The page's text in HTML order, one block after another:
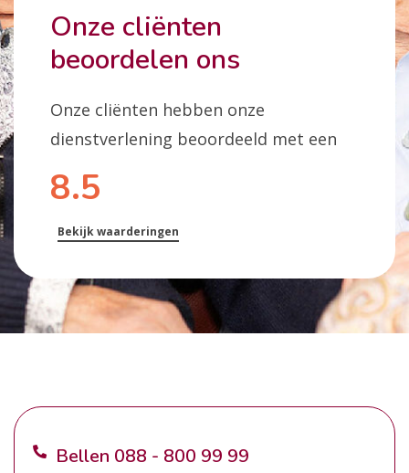
Onze cliënten
beoordelen ons
Onze cliënten hebben onze
dienstverlening beoordeeld met een
8.5
Bekijk waarderingen
Bellen 088 - 800 99 99